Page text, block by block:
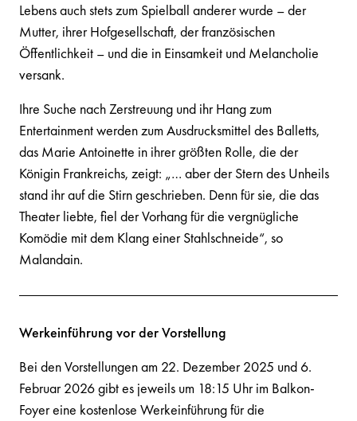
Lebens auch stets zum Spielball anderer wurde – der
Mutter, ihrer Hofgesellschaft, der französischen
Öffentlichkeit – und die in Einsamkeit und Melancholie
versank.
Ihre Suche nach Zerstreuung und ihr Hang zum
Entertainment werden zum Ausdrucksmittel des Balletts,
das Marie Antoinette in ihrer größten Rolle, die der
Königin Frankreichs, zeigt: „… aber der Stern des Unheils
stand ihr auf die Stirn geschrieben. Denn für sie, die das
Theater liebte, fiel der Vorhang für die vergnügliche
Komödie mit dem Klang einer Stahlschneide“, so
Malandain.
Werkeinführung vor der Vorstellung
Bei den Vorstellungen am 22. Dezember 2025 und 6.
Februar 2026 gibt es jeweils um 18:15 Uhr im Balkon-
Foyer eine kostenlose Werkeinführung für die